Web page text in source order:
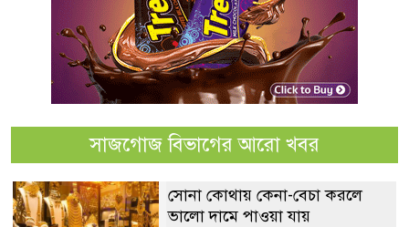
সাজগোজ বিভাগের আরো খবর
সোনা কোথায় কেনা-বেচা করলে
ভালো দামে পাওয়া যায়